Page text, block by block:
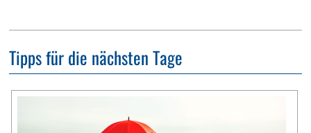
Tipps für die nächsten Tage